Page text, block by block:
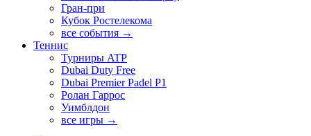
Гран-при
Кубок Ростелекома
все события →
Теннис
Турниры ATP
Dubai Duty Free
Dubai Premier Padel P1
Ролан Гаррос
Уимблдон
все игры →